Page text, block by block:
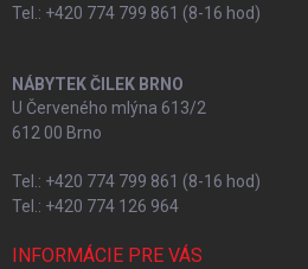
Tel.: +420 774 799 861 (8-16 hod)
NÁBYTEK ČILEK BRNO
U Červeného mlýna 613/2
612 00 Brno
Tel.: +420 774 799 861 (8-16 hod)
Tel.: +420 774 126 964
INFORMÁCIE PRE VÁS